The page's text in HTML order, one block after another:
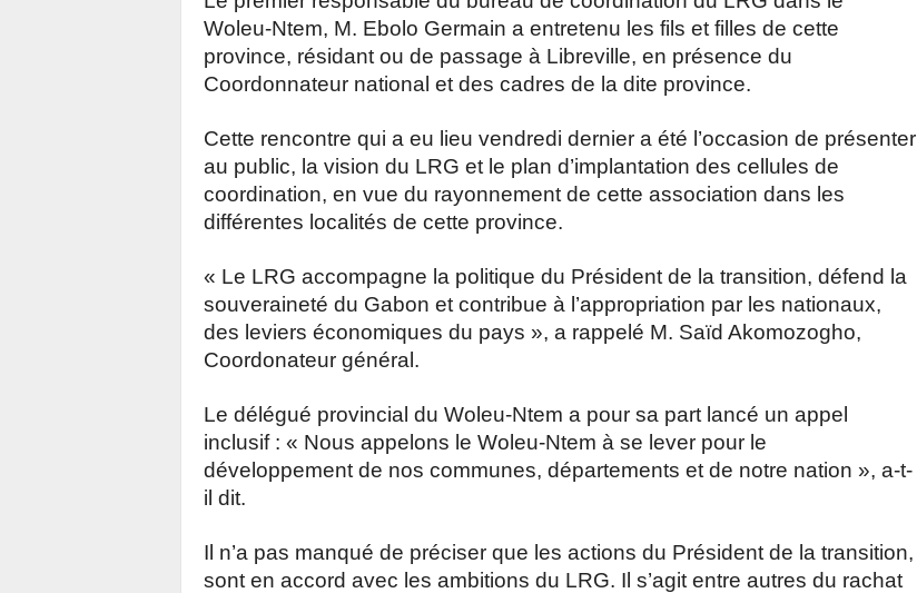
Woleu-Ntem, M. Ebolo Germain a entretenu les fils et filles de cette
province, résidant ou de passage à Libreville, en présence du
Coordonnateur national et des cadres de la dite province.
Cette rencontre qui a eu lieu vendredi dernier a été l’occasion de présenter
au public, la vision du LRG et le plan d’implantation des cellules de
coordination, en vue du rayonnement de cette association dans les
différentes localités de cette province.
« Le LRG accompagne la politique du Président de la transition, défend la
souveraineté du Gabon et contribue à l’appropriation par les nationaux,
des leviers économiques du pays », a rappelé M. Saïd Akomozogho,
Coordonateur général.
Le délégué provincial du Woleu-Ntem a pour sa part lancé un appel
inclusif : « Nous appelons le Woleu-Ntem à se lever pour le
développement de nos communes, départements et de notre nation », a-t-
il dit.
Il n’a pas manqué de préciser que les actions du Président de la transition,
sont en accord avec les ambitions du LRG. Il s’agit entre autres du rachat